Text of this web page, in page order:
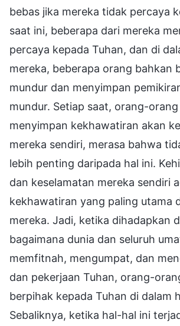
bebas jika mereka tidak percaya
saat ini, beberapa dari mereka
percaya kepada Tuhan, dan di
mereka, beberapa orang bahkan
mundur dan menyimpan
mundur. Setiap saat, orang-
menyimpan kekhawatiran akan
mereka sendiri, merasa bahwa
lebih penting daripada hal ini.
dan keselamatan mereka sendiri
kekhawatiran yang paling utama
mereka. Jadi, ketika dihadapkan
bagaimana dunia dan seluruh
memfitnah, mengumpat, dan
dan pekerjaan Tuhan, orang-
berpihak kepada Tuhan di dalam
Sebaliknya, ketika hal-hal ini